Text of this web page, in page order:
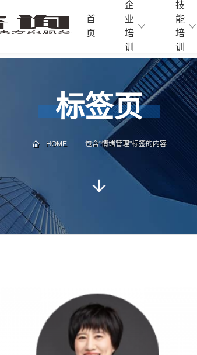
首
页
企
业
培
训
技
能
培
训
标签页
HOME 包含"情绪管理"标签的内容